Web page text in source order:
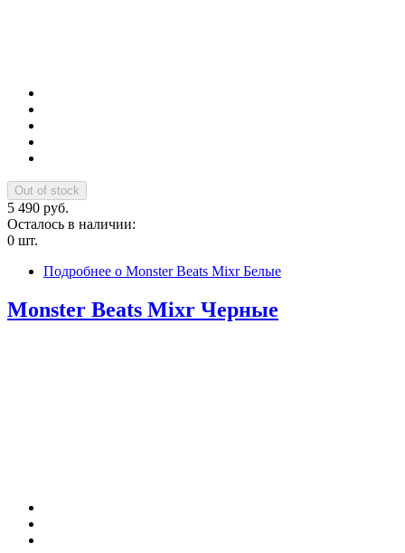
5 490 руб.
Осталось в наличии:
0 шт.
Подробнее о Monster Beats Mixr Белые
Monster Beats Mixr Черные